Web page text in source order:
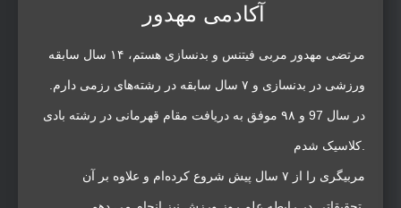
آکادمی مهدور
مرتضی مهدور مربی فیتنس و بدنسازی هستم، ۱۴ سال سابقه
ورزشی در بدنسازی و ۷ سال سابقه در رشته‌های رزمی دارم.
در سال 97 و ۹۸ موفق به دریافت مقام قهرمانی در رشته بادی
مربیگری را از ۷ سال پیش شروع کرده‌ام و علاوه بر آن